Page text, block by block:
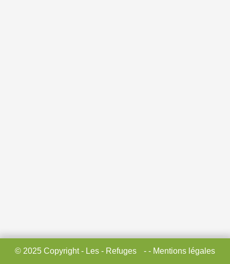
© 2025 Copyright - Les - Refuges - - Mentions légales